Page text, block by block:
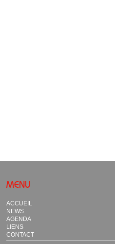
MENU
ACCUEIL
NEWS
AGENDA
LIENS
CONTACT